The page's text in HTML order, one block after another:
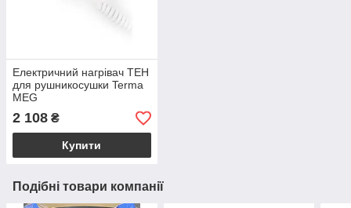
Електричний нагрівач ТЕН
для рушникосушки Terma
MEG
2 108 ₴
Купити
Подібні товари компанії